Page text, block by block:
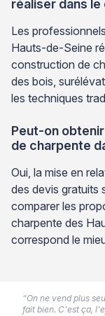
réaliser dans
Les
Hauts-de-Seine
construction de
des bois,
les techniques
Peut-on
de charpente
Oui, la mise en
des devis gratuits
comparer les
charpente des
correspond le
“On ne vend plus
fait bien. C'est ça,